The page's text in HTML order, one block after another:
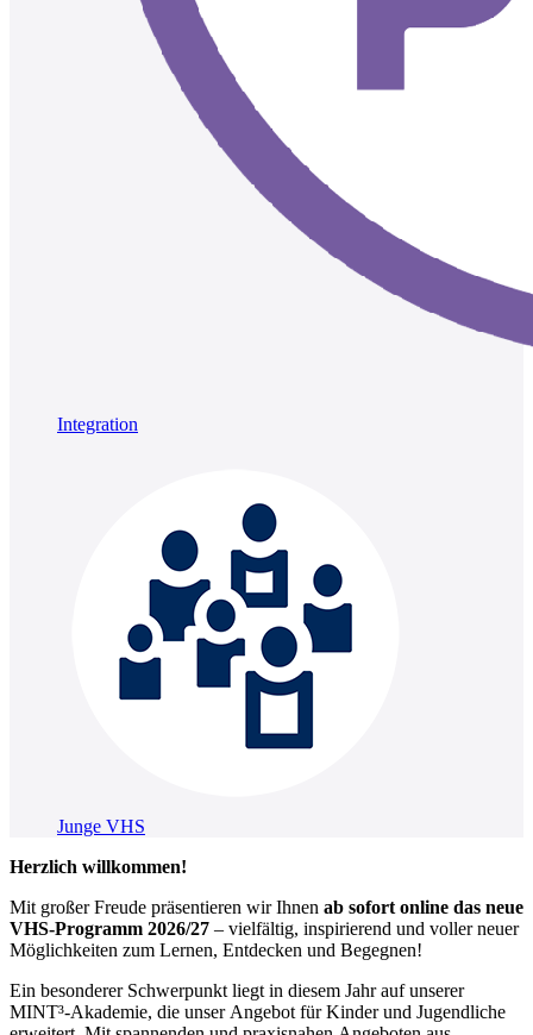
Integration
Junge VHS
Herzlich willkommen!
Mit großer Freude präsentieren wir Ihnen ab sofort online das neue
VHS-Programm 2026/27 – vielfältig, inspirierend und voller neuer
Möglichkeiten zum Lernen, Entdecken und Begegnen!
Ein besonderer Schwerpunkt liegt in diesem Jahr auf unserer
MINT³-Akademie, die unser Angebot für Kinder und Jugendliche